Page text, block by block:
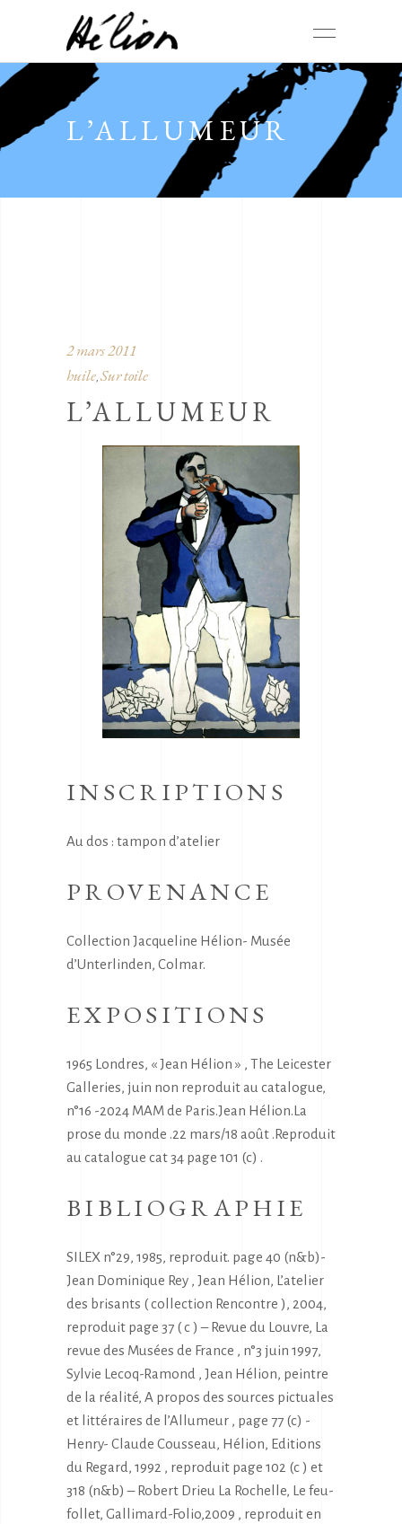
L’ALLUMEUR
2 mars 2011
huile, Sur toile
L’ALLUMEUR
INSCRIPTIONS
Au dos : tampon d’atelier
PROVENANCE
Collection Jacqueline Hélion- Musée
d’Unterlinden, Colmar.
EXPOSITIONS
1965 Londres, « Jean Hélion » , The Leicester
Galleries, juin non reproduit au catalogue,
n°16 -2024 MAM de Paris.Jean Hélion.La
prose du monde .22 mars/18 août .Reproduit
au catalogue cat 34 page 101 (c) .
BIBLIOGRAPHIE
SILEX n°29, 1985, reproduit. page 40 (n&b)-
Jean Dominique Rey , Jean Hélion, L’atelier
des brisants ( collection Rencontre ), 2004,
reproduit page 37 ( c ) – Revue du Louvre, La
revue des Musées de France , n°3 juin 1997,
Sylvie Lecoq-Ramond , Jean Hélion, peintre
de la réalité, A propos des sources pictuales
et littéraires de l’Allumeur , page 77 (c) -
Henry- Claude Cousseau, Hélion, Editions
du Regard, 1992 , reproduit page 102 (c ) et
318 (n&b) – Robert Drieu La Rochelle, Le feu-
follet, Gallimard-Folio,2009 , reproduit en